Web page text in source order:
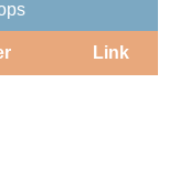
Link